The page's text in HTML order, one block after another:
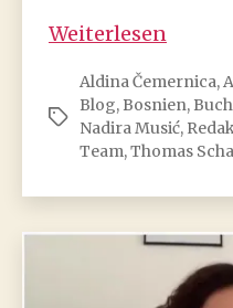
Weiterlesen
in
erstes
Schlagwörter
Aldina Čemernica,
Blog, Bosnien,
Nadira Musić,
Team,Thomas